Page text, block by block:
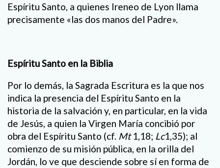
Espíritu Santo, a quienes Ireneo de Lyon llama
precisamente «las dos manos del Padre».
Espíritu Santo en la Biblia
Por lo demás, la Sagrada Escritura es la que nos
indica la presencia del Espíritu Santo en la
historia de la salvación y, en particular, en la vida
de Jesús, a quien la Virgen María concibió por
obra del Espíritu Santo (cf. Mt1,18; Lc1,35); al
comienzo de su misión pública, en la orilla del
Jordán, lo ve que desciende sobre sí en forma de